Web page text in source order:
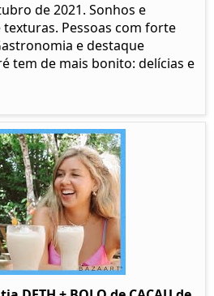
de 2021. Sonhos e
Pessoas com forte
e destaque
tem de mais bonito: delícias e